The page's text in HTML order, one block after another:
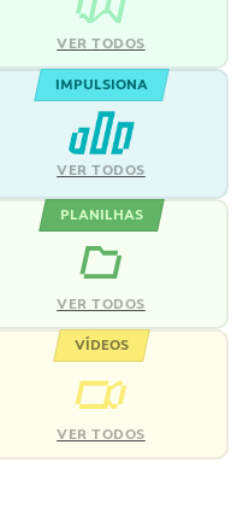
VER TODOS
IMPULSIONA
VER TODOS
PLANILHAS
VER TODOS
VÍDEOS
VER TODOS